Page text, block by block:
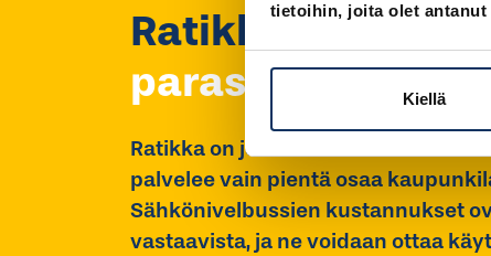
tietoihin, joita olet
Kiellä
Ratikkaon
paras vaihtoehto
Ratikka on
palvelee vain pientä osaa
Sähkönivelbussien kustannukset
vastaavista, ja ne voidaan ottaa